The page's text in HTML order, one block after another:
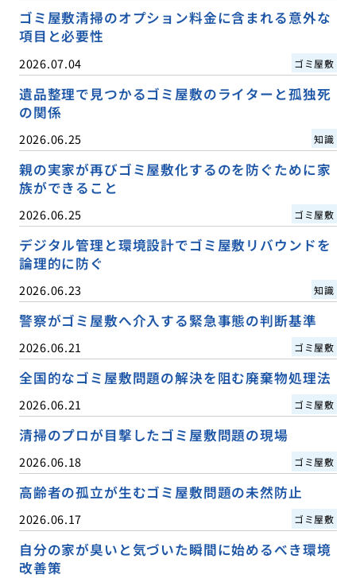
ゴミ屋敷清掃のオプション料金に含まれる意外な
項目と必要性
2026.07.04 ゴミ屋敷
遺品整理で見つかるゴミ屋敷のライターと孤独死
の関係
2026.06.25 知識
親の実家が再びゴミ屋敷化するのを防ぐために家
族ができること
2026.06.25 ゴミ屋敷
デジタル管理と環境設計でゴミ屋敷リバウンドを
論理的に防ぐ
2026.06.23 知識
警察がゴミ屋敷へ介入する緊急事態の判断基準
2026.06.21 ゴミ屋敷
全国的なゴミ屋敷問題の解決を阻む廃棄物処理法
2026.06.21 ゴミ屋敷
清掃のプロが目撃したゴミ屋敷問題の現場
2026.06.18 ゴミ屋敷
高齢者の孤立が生むゴミ屋敷問題の未然防止
2026.06.17 ゴミ屋敷
自分の家が臭いと気づいた瞬間に始めるべき環境
改善策